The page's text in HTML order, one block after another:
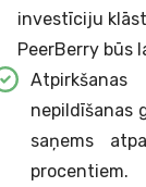
investīciju
PeerBerry būs
nepildīšanas
saņems
procentiem.